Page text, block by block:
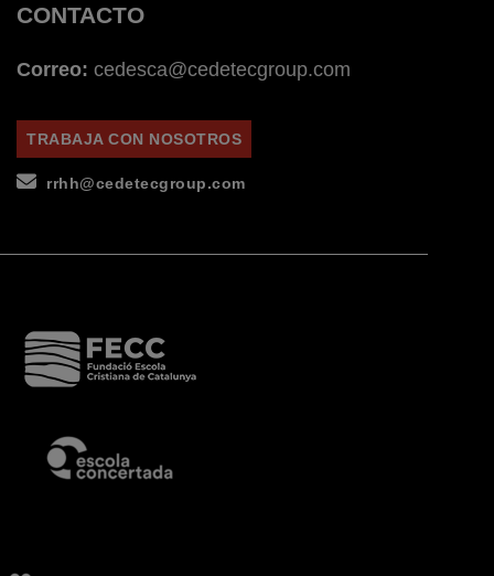
CONTACTO
Correo: cedesca@cedetecgroup.com
TRABAJA CON NOSOTROS
rrhh@cedetecgroup.com